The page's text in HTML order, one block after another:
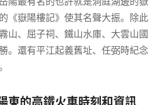
《嶽陽樓記》使其名聲大振。除此
山、屈子祠、鐵山水庫、大雲山國
。還有平江起義舊址、任弼時紀念
東的高鐵火車時刻和資訊